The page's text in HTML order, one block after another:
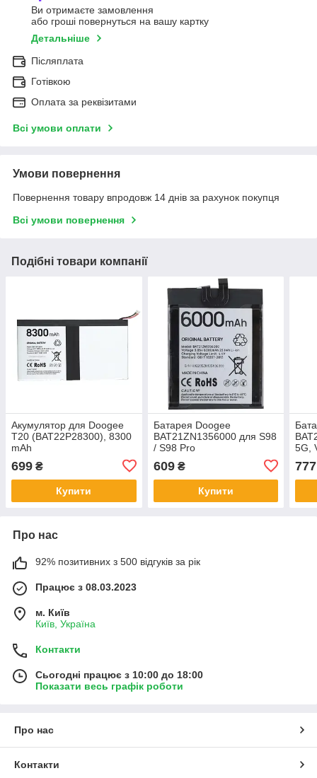
Ви отримаєте замовлення
або гроші повернуться на вашу картку
Детальніше
Післяплата
Готівкою
Оплата за реквізитами
Всі умови оплати
Умови повернення
Повернення товару впродовж 14 днів за рахунок покупця
Всі умови повернення
Подібні товари компанії
Акумулятор для Doogee
T20 (BAT22P28300), 8300
mAh
699 ₴
Купити
Батарея Doogee
BAT21ZN1356000 для S98
/ S98 Pro
609₴
Купити
5G,
777
Про нас
92% позитивних з 500 відгуків за рік
Працює з 08.03.2023
м. Київ
Київ, Україна
Контакти
Сьогодні працює з 10:00 до 18:00
Показати весь графік роботи
Про нас
Контакти